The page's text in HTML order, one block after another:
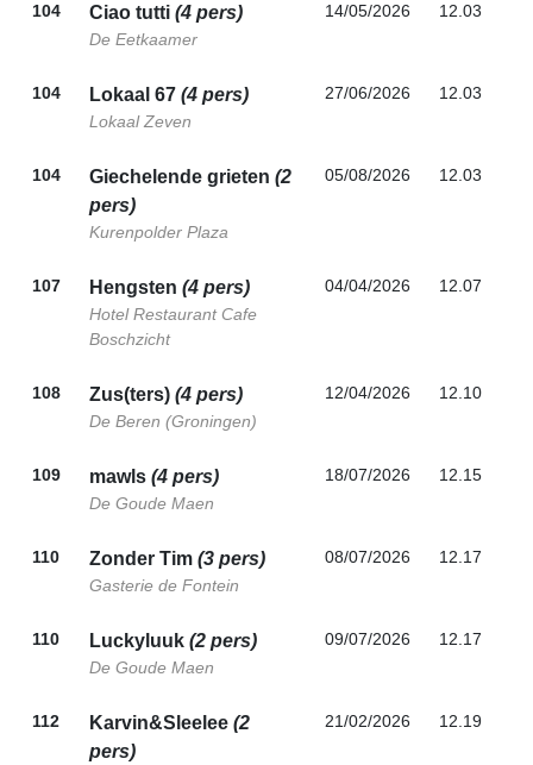
104 Ciao tutti (4 pers)
De Eetkaamer
14/05/2026 12.03
104 Lokaal 67 (4 pers)
Lokaal Zeven
27/06/2026 12.03
104 Giechelende grieten (2
pers)
Kurenpolder Plaza
05/08/2026 12.03
107 Hengsten (4 pers)
Hotel Restaurant Cafe
Boschzicht
04/04/2026 12.07
108 Zus(ters) (4 pers)
De Beren (Groningen)
12/04/2026 12.10
109 mawls (4 pers)
De Goude Maen
18/07/2026 12.15
110 Zonder Tim (3 pers)
Gasterie de Fontein
08/07/2026 12.17
110 Luckyluuk (2 pers)
De Goude Maen
09/07/2026 12.17
112 Karvin&Sleelee (2
pers)
21/02/2026 12.19